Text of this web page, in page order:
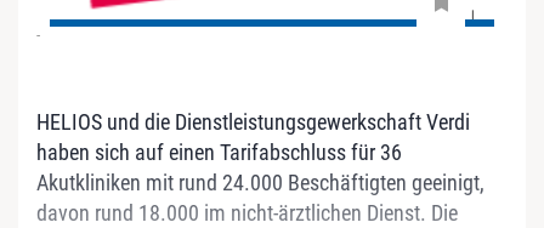
-
HELIOS und die Dienstleistungsgewerkschaft Verdi
haben sich auf einen Tarifabschluss für 36
Akutkliniken mit rund 24.000 Beschäftigten geeinigt,
davon rund 18.000 im nicht-ärztlichen Dienst. Die